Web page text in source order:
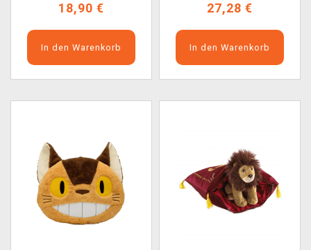
18,90 €
In den Warenkorb
27,28 €
In den Warenkorb